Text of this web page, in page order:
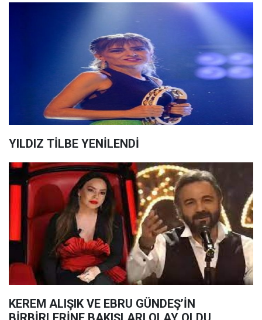
YILDIZ TİLBE YENİLENDİ
KEREM ALIŞIK VE EBRU GÜNDEŞ’İN